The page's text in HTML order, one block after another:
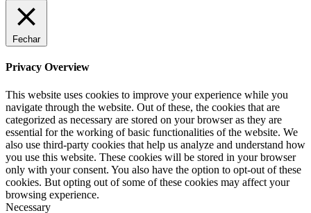
Fechar
Privacy Overview
This website uses cookies to improve your experience while you
navigate through the website. Out of these, the cookies that are
categorized as necessary are stored on your browser as they are
essential for the working of basic functionalities of the website. We
also use third-party cookies that help us analyze and understand how
you use this website. These cookies will be stored in your browser
only with your consent. You also have the option to opt-out of these
cookies. But opting out of some of these cookies may affect your
browsing experience.
Necessary